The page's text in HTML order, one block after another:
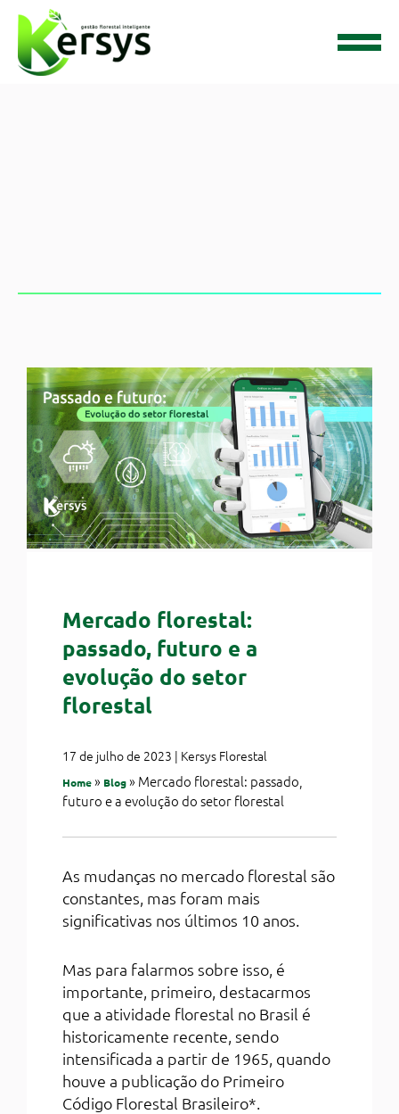
Mercado florestal:
passado, futuro e a
evolução do setor
florestal
17 de julho de 2023 | Kersys Florestal
Home» Blog» Mercado florestal: passado,
futuro e a evolução do setor florestal
As mudanças no mercado florestal são
constantes, mas foram mais
significativas nos últimos 10 anos.
Mas para falarmos sobre isso, é
importante, primeiro, destacarmos
que a atividade florestal no Brasil é
historicamente recente, sendo
intensificada a partir de 1965, quando
houve a publicação do Primeiro
Código Florestal Brasileiro*.